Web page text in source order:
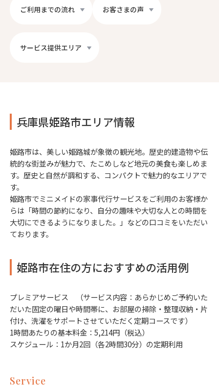
ご利用までの流れ お客さまの声
サービス提供エリア
兵庫県姫路市エリア情報
姫路市は、美しい姫路城が象徴の観光地。歴史的建造物や伝
統的な街並みが魅力で、たこめしなど地元の美食も楽しめま
す。歴史と自然が調和する、コンパクトで魅力的なエリアで
す。
姫路市でミニメイドの家事代行サービスをご利用のお客様か
らは「時間の節約になり、自分の趣味や大切な人との時間を
大切にできるようになりました。」などの口コミをいただい
ております。
姫路市在住の方におすすめの活用例
プレミアサービス （サービス内容：あらかじめご予約いた
だいた固定の曜日や時間帯に、お部屋の掃除・整理収納・片
付け、洗濯をサポートさせていただく定期コースです）
1時間あたりの基本料金：5,214円（税込）
スケジュール：1か月2回（各2時間30分）の定期利用
Service